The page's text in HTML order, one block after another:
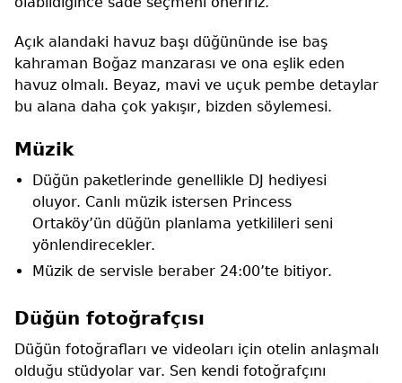
Açık alandaki havuz başı düğününde ise baş
kahraman Boğaz manzarası ve ona eşlik eden
havuz olmalı. Beyaz, mavi ve uçuk pembe detaylar
bu alana daha çok yakışır, bizden söylemesi.
Müzik
Düğün paketlerinde genellikle DJ hediyesi
oluyor. Canlı müzik istersen Princess
Ortaköy’ün düğün planlama yetkilileri seni
yönlendirecekler.
Müzik de servisle beraber 24:00’te bitiyor.
Düğün fotoğrafçısı
Düğün fotoğrafları ve videoları için otelin anlaşmalı
olduğu stüdyolar var. Sen kendi fotoğrafçını